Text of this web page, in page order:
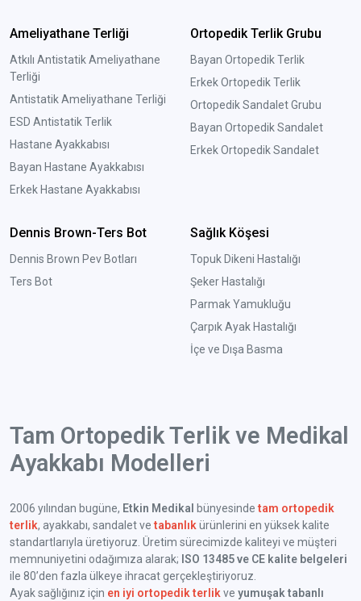
Ameliyathane Terliği
Atkılı Antistatik Ameliyathane
Terliği
Antistatik Ameliyathane Terliği
ESD Antistatik Terlik
Hastane Ayakkabısı
Bayan Hastane Ayakkabısı
Erkek Hastane Ayakkabısı
Ortopedik Terlik Grubu
Bayan Ortopedik Terlik
Erkek Ortopedik Terlik
Ortopedik Sandalet Grubu
Bayan Ortopedik Sandalet
Erkek Ortopedik Sandalet
Dennis Brown-Ters Bot
Dennis Brown Pev Botları
Ters Bot
Sağlık Köşesi
Topuk Dikeni Hastalığı
Şeker Hastalığı
Parmak Yamukluğu
Çarpık Ayak Hastalığı
İçe ve Dışa Basma
Tam Ortopedik Terlik ve Medikal
Ayakkabı Modelleri
2006 yılından bugüne, Etkin Medikal bünyesindetam ortopedik
terlik, ayakkabı, sandalet vetabanlık ürünlerini en yüksek kalite
standartlarıyla üretiyoruz. Üretim sürecimizde kaliteyi ve müşteri
memnuniyetini odağımıza alarak; ISO 13485 ve CE kalite belgeleri
ile 80’den fazla ülkeye ihracat gerçekleştiriyoruz.
Ayak sağlığınız için en iyi ortopedik terlik ve yumuşak tabanlı